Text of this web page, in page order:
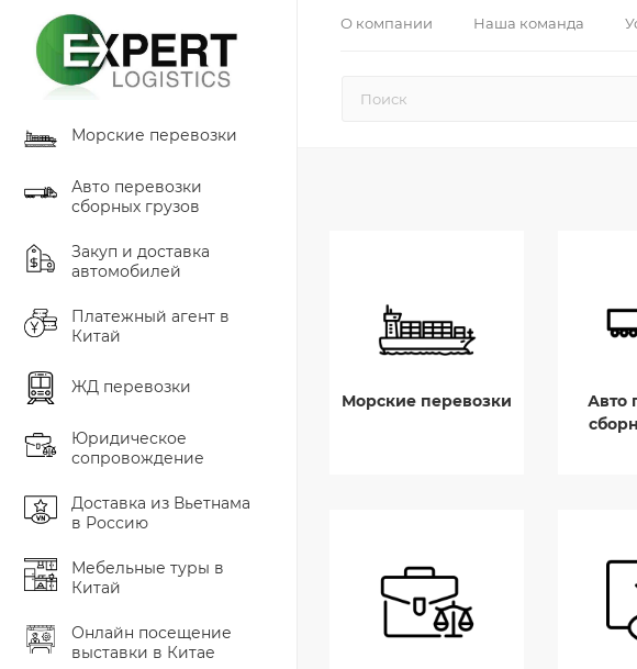
О компании Наша команда
Морские перевозки
Авто перевозки
сборных грузов
Закуп и доставка
автомобилей
Платежный агент в
Китай
ЖД перевозки
Юридическое
сопровождение
Доставка из Вьетнама
в Россию
Мебельные туры в
Китай
Онлайн посещение
выставки в Китае
Морские перевозки
Авто